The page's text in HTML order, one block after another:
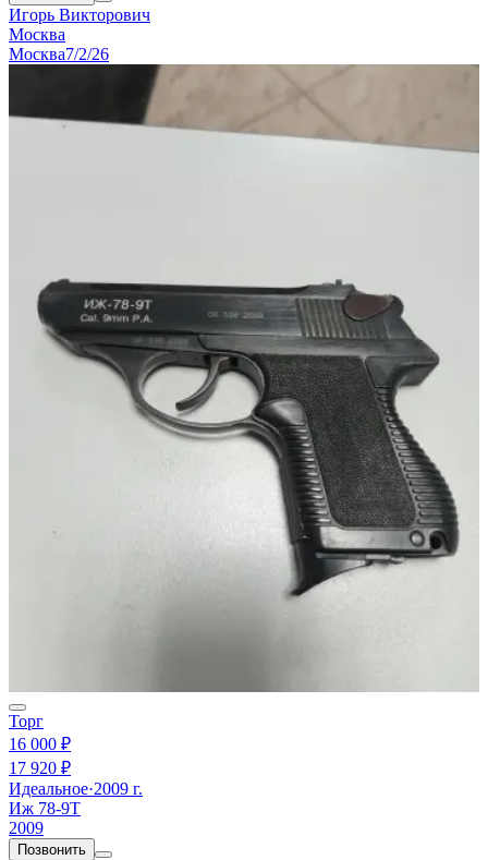
Игорь Викторович
Москва
Москва7/2/26
Торг
16 000 ₽
17 920 ₽
Идеальное·2009 г.
Иж 78-9Т
2009
Позвонить